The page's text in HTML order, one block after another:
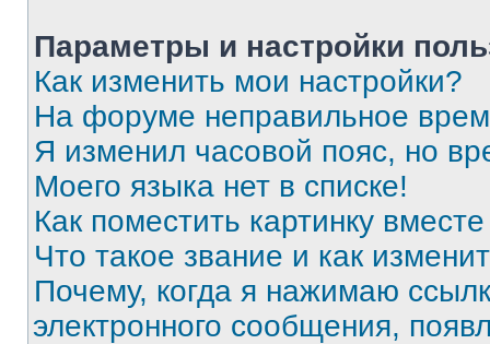
Параметры и настройки
Как изменить мои настройки?
На форуме неправильное
Я изменил часовой пояс, но
Моего языка нет в списке!
Как поместить картинку
Что такое звание и как
Почему, когда я нажимаю
электронного сообщения,